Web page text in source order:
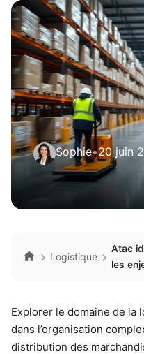
Sophie•20 juin
Logistique
Atac
les
Explorer le domaine de la
dans l’organisation
distribution des